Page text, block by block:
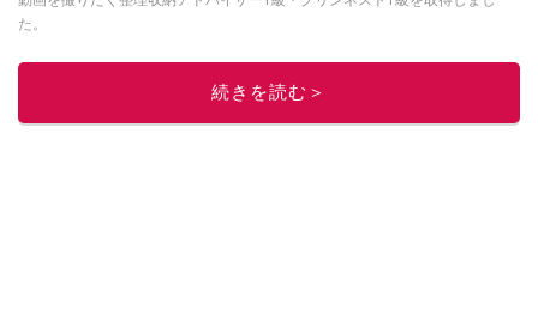
た。
このイチオシストの他の記事を読む
続きを読む＞